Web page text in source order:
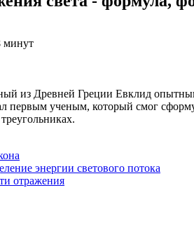
минут
из Древней Греции Евклид
первым ученым, который смог
энергии светового потока
отражения